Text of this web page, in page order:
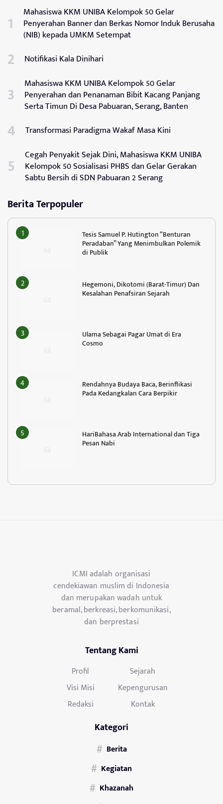
Mahasiswa KKM UNIBA Kelompok 50 Gelar
Penyerahan Banner dan Berkas Nomor Induk Berusaha
(NIB) kepada UMKM Setempat
Notifikasi Kala Dinihari
Mahasiswa KKM UNIBA Kelompok 50 Gelar
Penyerahan dan Penanaman Bibit Kacang Panjang
Serta Timun Di Desa Pabuaran, Serang, Banten
Transformasi Paradigma Wakaf Masa Kini
Cegah Penyakit Sejak Dini, Mahasiswa KKM UNIBA
Kelompok 50 Sosialisasi PHBS dan Gelar Gerakan
Sabtu Bersih di SDN Pabuaran 2 Serang
Berita Terpopuler
Tesis Samuel P. Hutington “Benturan
Peradaban” Yang Menimbulkan Polemik
di Publik
Hegemoni, Dikotomi (Barat-Timur) Dan
Kesalahan Penafsiran Sejarah
Ulama Sebagai Pagar Umat di Era
Cosmo
Rendahnya Budaya Baca, Berinflikasi
Pada Kedangkalan Cara Berpikir
HariBahasa Arab International dan Tiga
Pesan Nabi
ICMI adalah organisasi
cendekiawan muslim di Indonesia
dan merupakan wadah untuk
beramal, berkreasi, berkomunikasi,
dan berprestasi
Tentang Kami
Profil
Sejarah
Visi Misi
Kepengurusan
Redaksi
Kontak
Kategori
Berita
Kegiatan
Khazanah